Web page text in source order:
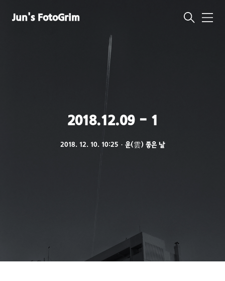
Jun's FotoGrim
메
2018.12.09 - 1
2018. 12. 10. 10:25 ㆍ 운(雲) 좋은 날